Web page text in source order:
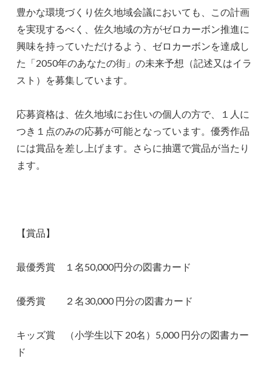
豊かな環境づくり佐久地域会議においても、この計画
を実現するべく、佐久地域の方がゼロカーボン推進に
興味を持っていただけるよう、ゼロカーボンを達成し
た「2050年のあなたの街」の未来予想（記述又はイラ
スト）を募集しています。
応募資格は、佐久地域にお住いの個人の方で、１人に
つき１点のみの応募が可能となっています。優秀作品
には賞品を差し上げます。さらに抽選で賞品が当たり
ます。
【賞品】
最優秀賞 １名50,000円分の図書カード
優秀賞 ２名30,000 円分の図書カード
キッズ賞 （小学生以下 20名）5,000 円分の図書カー
ド